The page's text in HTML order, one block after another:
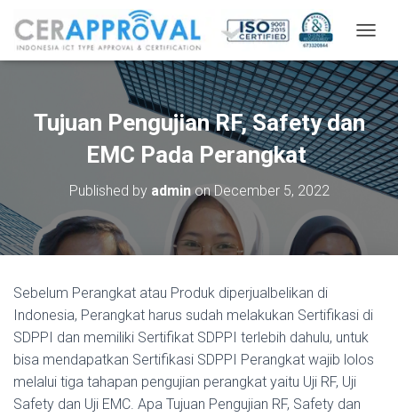
O
G
G
L
E
N
A
V
Tujuan Pengujian RF, Safety dan
EMC Pada Perangkat
Published by adminon December 5, 2022
Sebelum Perangkat atau Produk diperjualbelikan di
Indonesia, Perangkat harus sudah melakukan Sertifikasi di
SDPPI dan memiliki Sertifikat SDPPI terlebih dahulu, untuk
bisa mendapatkan Sertifikasi SDPPI Perangkat wajib lolos
melalui tiga tahapan pengujian perangkat yaitu Uji RF, Uji
Safety dan Uji EMC. Apa Tujuan Pengujian RF, Safety dan